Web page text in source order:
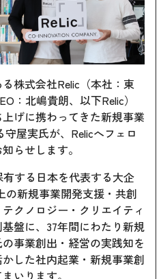
株式会社Relic（本社：東
：北嶋貴朗、以下Relic）
げに携わってきた新規事業
屋実氏が、Relicへフェロ
らせします。
する日本を代表する大企
の新規事業開発支援・共創
クノロジー・クリエイティ
盤に、37年間にわたり新規
事業創出・経営の実践知を
した社内起業・新規事業創